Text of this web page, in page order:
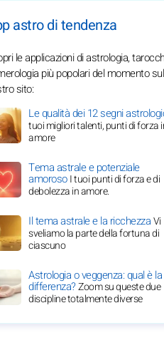
astro di tendenza
le applicazioni di astrologia,
più popolari del momento sul
sito:
Le qualità dei 12 segni
tuoi migliori talenti, punti di forza
amore
Tema astrale e potenziale
amorosoI tuoi punti di forza e di
debolezza in amore.
Il tema astrale e la ricchezzaVi
sveliamo la parte della fortuna di
ciascuno
Astrologia o veggenza: qual è la
differenza?Zoom su queste due
discipline totalmente diverse